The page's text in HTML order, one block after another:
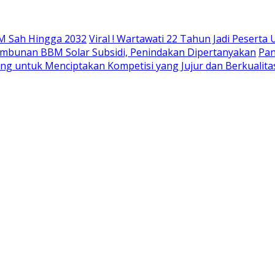
Sah Hingga 2032 Viral ! Wartawati 22 Tahun Jadi
BBM Solar Subsidi, Penindakan Dipertanyakan
untuk Menciptakan Kompetisi yang Jujur dan